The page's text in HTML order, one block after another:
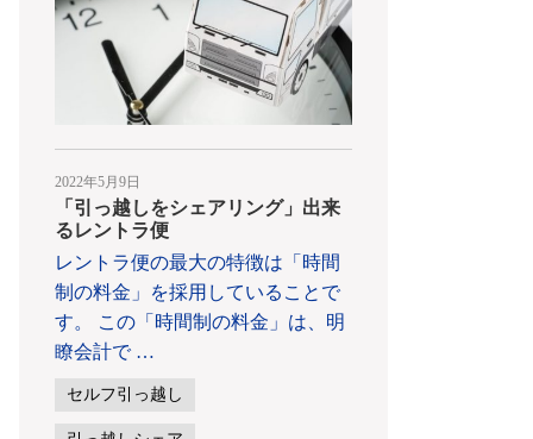
2022年5月9日
「引っ越しをシェアリング」出来
るレントラ便
レントラ便の最大の特徴は「時間
制の料金」を採用していることで
す。 この「時間制の料金」は、明
瞭会計で …
セルフ引っ越し